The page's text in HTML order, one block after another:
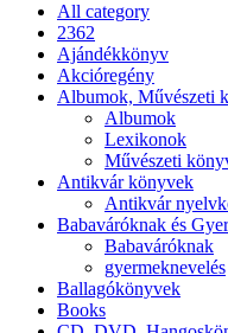
All category
2362
Ajándékkönyv
Akcióregény
Albumok, Művészeti
Albumok
Lexikonok
Művészeti
Antikvár könyvek
Antikvár
Babaváróknak és
Babaváróknak
gyermeknevelés
Ballagókönyvek
Books